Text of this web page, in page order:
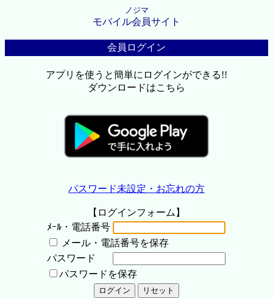
ノジマ
モバイル会員サイト
会員ログイン
アプリを使うと簡単にログインができる!!
ダウンロードはこちら
パスワード未設定・お忘れの方
【ログインフォーム】
ﾒｰﾙ・電話番号
メール・電話番号を保存
パスワード
パスワードを保存